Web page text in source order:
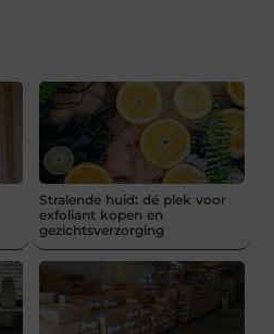
Stralende huid: dé plek voor
exfoliant kopen en
gezichtsverzorging